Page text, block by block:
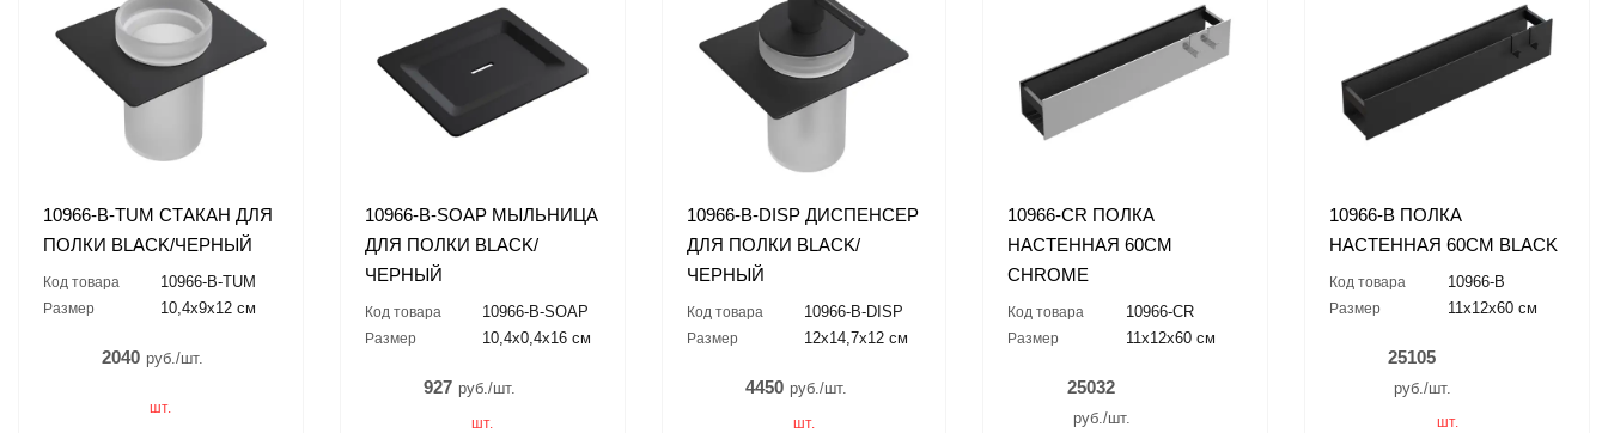
10966-B-TUM СТАКАН ДЛЯ
ПОЛКИ BLACK/ЧЕРНЫЙ
Код товара 10966-B-TUM
Размер 10,4x9x12 см
2040 руб./шт.
шт.
10966-B-SOAP МЫЛЬНИЦА
ДЛЯ ПОЛКИ BLACK/
ЧЕРНЫЙ
Код товара 10966-B-SOAP
Размер 10,4x0,4x16 см
927 руб./шт.
шт.
10966-B-DISP ДИСПЕНСЕР
ДЛЯ ПОЛКИ BLACK/
ЧЕРНЫЙ
Код товара 10966-B-DISP
Размер 12x14,7x12 см
4450 руб./шт.
шт.
10966-CR ПОЛКА
НАСТЕННАЯ 60СМ
CHROME
Код товара 10966-CR
Размер 11x12x60 см
25032
руб./шт.
10966-B ПОЛКА
НАСТЕННАЯ 60СМ BLACK
Код товара 10966-B
Размер 11x12x60 см
25105
руб./шт.
шт.